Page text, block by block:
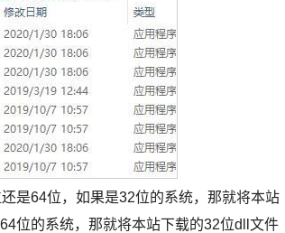
是64位，如果是32位的系统，那就将本站
位的系统，那就将本站下载的32位dll文件